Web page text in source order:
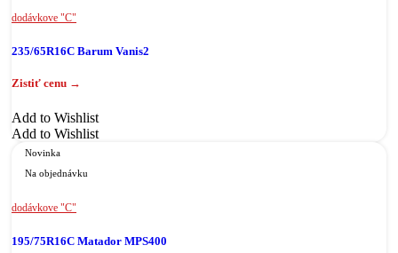
dodávkove "C"
235/65R16C Barum Vanis2
Add to Wishlist
Add to Wishlist
Novinka
Na objednávku
dodávkove "C"
195/75R16C Matador MPS400